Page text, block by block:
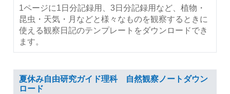
1ページに1日分記録用、3日分記録用など、植物・
昆虫・天気・月などと様々なものを観察するときに
使える観察日記のテンプレートをダウンロードでき
ます。
夏休み自由研究ガイド理科 自然観察ノートダウン
ロード